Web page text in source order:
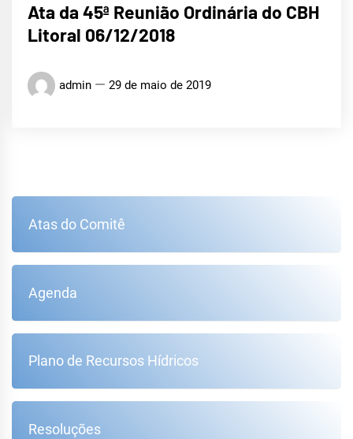
Ata da 45ª Reunião Ordinária do CBH
Litoral 06/12/2018
admin 29 de maio de 2019
Atas do Comitê
Agenda
Plano de Recursos Hídricos
Resoluções